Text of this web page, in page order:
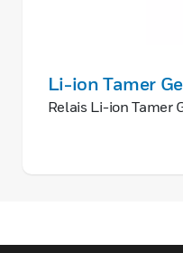
Li-ion Tamer
Relais Li-ion Tamer